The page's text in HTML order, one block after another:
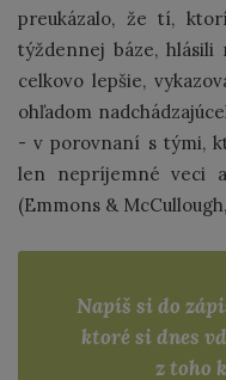
preukázalo, že tí,
týždennej báze,
celkovo lepšie,
ohľadom
- v porovnaní s tými,
len nepríjemné veci
(Emmons &
Napíš si do
ktoré si dnes
z toho